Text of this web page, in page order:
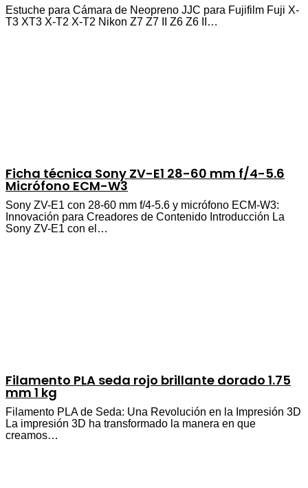
Estuche para Cámara de Neopreno JJC para Fujifilm Fuji X-
T3 XT3 X-T2 X-T2 Nikon Z7 Z7 II Z6 Z6 II…
Ficha técnica Sony ZV-E1 28-60 mm f/4-5.6
Micrófono ECM-W3
Sony ZV-E1 con 28-60 mm f/4-5.6 y micrófono ECM-W3:
Innovación para Creadores de Contenido Introducción La
Sony ZV-E1 con el…
Filamento PLA seda rojo brillante dorado 1.75
mm 1 kg
Filamento PLA de Seda: Una Revolución en la Impresión 3D
La impresión 3D ha transformado la manera en que
creamos…